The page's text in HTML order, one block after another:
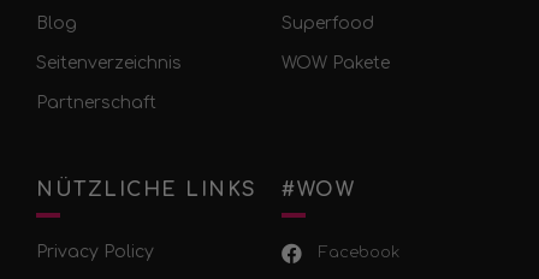
Blog
Seitenverzeichnis
Partnerschaft
Superfood
WOW Pakete
NÜTZLICHE LINKS
Privacy Policy
#WOW
Facebook